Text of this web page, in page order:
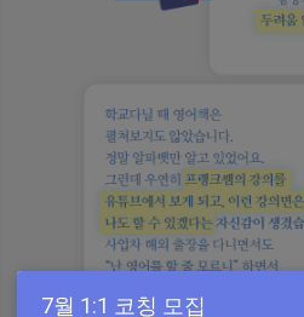
7월 1:1 코칭 모집